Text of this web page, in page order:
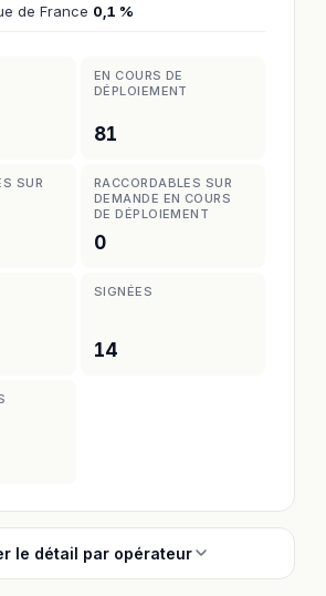
de France 0,1 %
EN COURS DE
DÉPLOIEMENT
81
SUR
RACCORDABLES SUR
DEMANDE EN COURS
DE DÉPLOIEMENT
0
SIGNÉES
14
le détail par opérateur